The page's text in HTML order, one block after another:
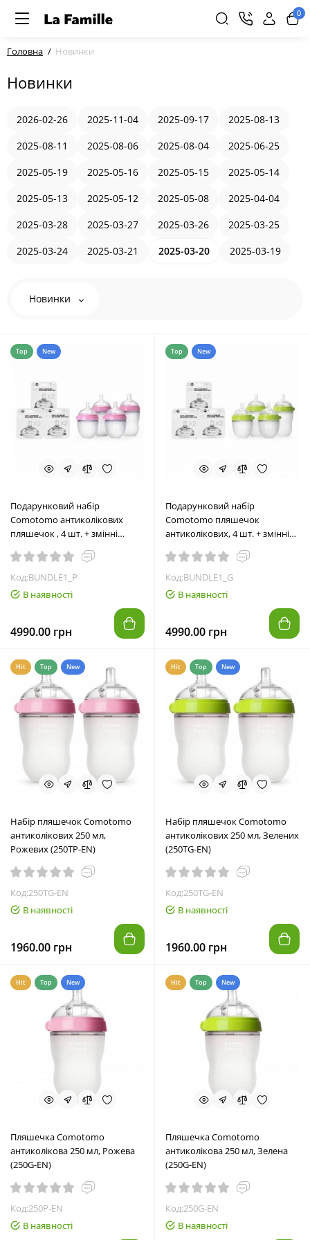
0
Головна Новинки
Новинки
2026-02-26 2025-11-04 2025-09-17
2025-08-13
2025-08-11
2025-08-06 2025-08-04
2025-06-25
2025-05-19
2025-05-16 2025-05-15
2025-05-14
2025-05-13
2025-05-12 2025-05-08
2025-04-04
2025-03-28
2025-03-27 2025-03-26
2025-03-25
2025-03-24
2025-03-21 2025-03-20 2025-03-19
Новинки
Top New
Подарунковий набір
Comotomo антиколікових
пляшечок , 4 шт. + змінні
соски, Рожевий (BUNDLE1_P)
Код:BUNDLE1_P
В наявності
4990.00 грн
Top New
Подарунковий набір
Comotomo пляшечок
антиколікових, 4 шт. + змінні
соски, Зелений (BUNDLE1_G)
Код:BUNDLE1_G
В наявності
4990.00 грн
Hit Top New
Набір пляшечок Comotomo
антиколікових 250 мл,
Рожевих (250TP-EN)
Код:250TG-EN
В наявності
1960.00 грн
Hit Top New
Набір пляшечок Comotomo
антиколікових 250 мл, Зелених
(250TG-EN)
Код:250TG-EN
В наявності
1960.00 грн
Hit Top New
Пляшечка Comotomo
антиколікова 250 мл, Рожева
(250G-EN)
Код:250P-EN
В наявності
Hit Top New
Пляшечка Comotomo
антиколікова 250 мл, Зелена
(250G-EN)
Код:250G-EN
В наявності